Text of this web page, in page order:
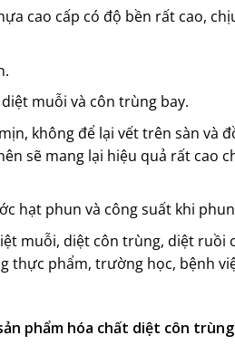
cao cấp có độ bền rất cao,
muỗi và côn trùng bay.
không để lại vết trên sàn và
sẽ mang lại hiệu quả rất cao
hạt phun và công suất khi
muỗi,diệt côn trùng, diệt ruồi
thực phẩm, trường học, bệnh
phẩm hóa chất diệt côn